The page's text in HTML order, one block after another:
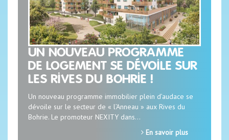
UN NOUVEAU PROGRAMME
DE LOGEMENT SE DÉVOILE SUR
LES RIVES DU BOHRIE !
Un nouveau programme immobilier plein d’audace se
dévoile sur le secteur de « l’Anneau » aux Rives du
Bohrie. Le promoteur NEXITY dans…
En savoir plus